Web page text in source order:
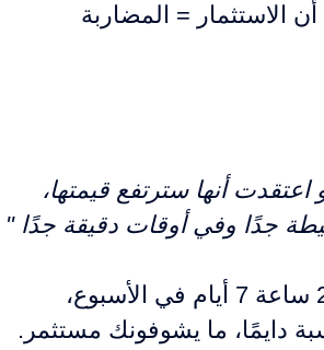
الاستثمار = المضاربة
أنها سترتفع قيمتها،
جدًا وفي أوقات دقيقة جدًا "
فأصبح المعتقد عند كثير من الناس إن ما كنت ملاصق لشاشات أسعار السوق 24 ساعة 7 أيام في الأسبوع،
دايمًا، ما يشوفونك مستثمر.